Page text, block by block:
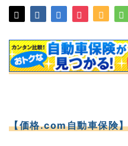
【価格.com自動車保険